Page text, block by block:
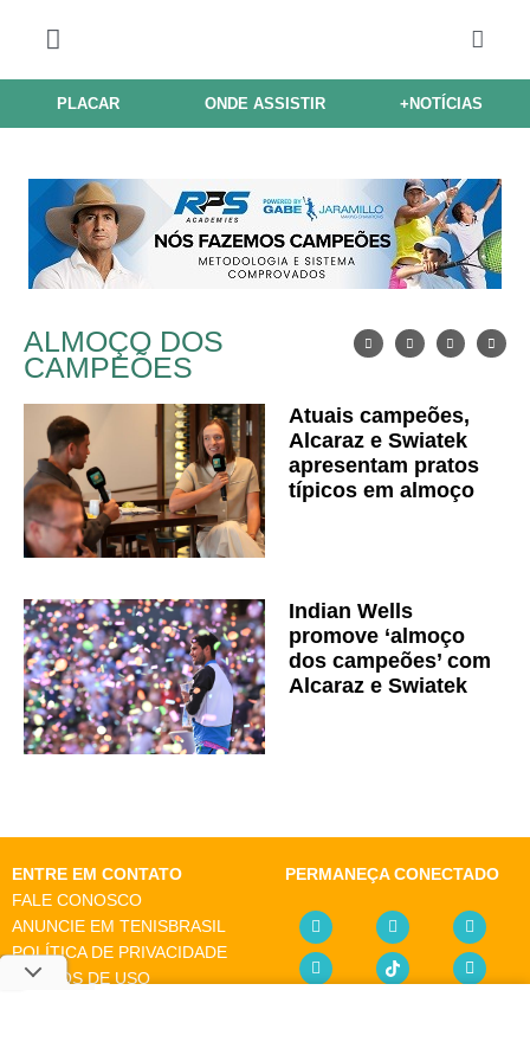
PLACAR ONDE ASSISTIR +NOTÍCIAS
ALMOÇO DOS
CAMPEÕES
Atuais campeões,
Alcaraz e Swiatek
apresentam pratos
típicos em almoço
Indian Wells
promove ‘almoço
dos campeões’ com
Alcaraz e Swiatek
ENTRE EM CONTATO
FALE CONOSCO
ANUNCIE EM TENISBRASIL
POLÍTICA DE PRIVACIDADE
TERMOS DE USO
PERMANEÇA CONECTADO